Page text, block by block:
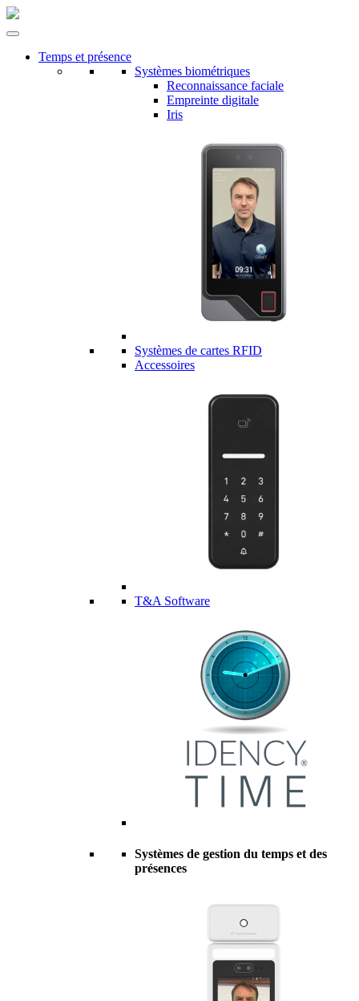
Temps et présence
Systèmes biométriques
Reconnaissance faciale
Empreinte digitale
Iris
Systèmes de cartes RFID
Accessoires
T&A Software
Systèmes de gestion du temps et des
présences